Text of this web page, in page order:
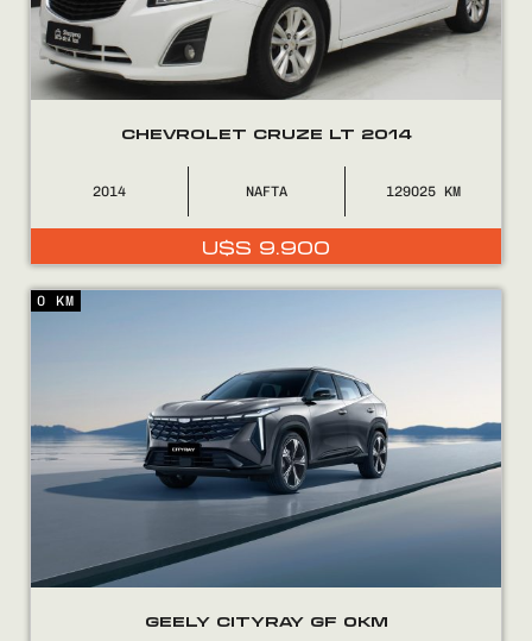
Encontranos en
CHEVROLET CRUZE LT 2014
2014 NAFTA 129025
U$S 9.900
GEELY CITYRAY GF 0KM
0 KM